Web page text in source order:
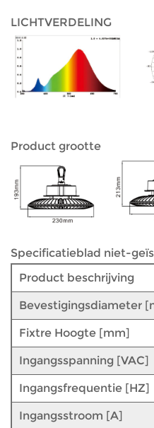
LICHTVERDELING
Product grootte
Specificatieblad niet-
Product beschrijving
Bevestigingsdiameter
Fixtre Hoogte [mm]
Ingangsspanning [VAC]
Ingangsfrequentie [HZ]
Ingangsstroom [A]